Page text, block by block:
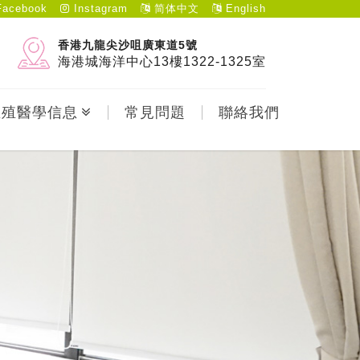
Instagram 简体中文 English
香港九龍尖沙咀廣東道5號
海港城海洋中心13樓1322-1325室
醫學信息 常見問題 聯絡我們